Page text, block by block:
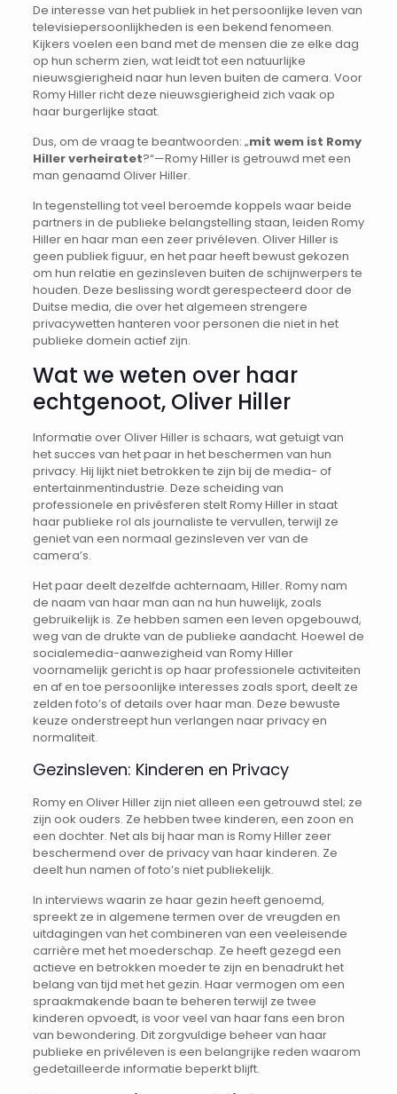
De interesse van het publiek in het persoonlijke leven van
televisiepersoonlijkheden is een bekend fenomeen.
Kijkers voelen een band met de mensen die ze elke dag
op hun scherm zien, wat leidt tot een natuurlijke
nieuwsgierigheid naar hun leven buiten de camera. Voor
Romy Hiller richt deze nieuwsgierigheid zich vaak op
haar burgerlijke staat.
Dus, om de vraag te beantwoorden: „mit wem ist Romy
Hiller verheiratet?“—Romy Hiller is getrouwd met een
man genaamd Oliver Hiller.
In tegenstelling tot veel beroemde koppels waar beide
partners in de publieke belangstelling staan, leiden Romy
Hiller en haar man een zeer privéleven. Oliver Hiller is
geen publiek figuur, en het paar heeft bewust gekozen
om hun relatie en gezinsleven buiten de schijnwerpers te
houden. Deze beslissing wordt gerespecteerd door de
Duitse media, die over het algemeen strengere
privacywetten hanteren voor personen die niet in het
publieke domein actief zijn.
Wat we weten over haar
echtgenoot, Oliver Hiller
Informatie over Oliver Hiller is schaars, wat getuigt van
het succes van het paar in het beschermen van hun
privacy. Hij lijkt niet betrokken te zijn bij de media- of
entertainmentindustrie. Deze scheiding van
professionele en privésferen stelt Romy Hiller in staat
haar publieke rol als journaliste te vervullen, terwijl ze
geniet van een normaal gezinsleven ver van de
camera’s.
Het paar deelt dezelfde achternaam, Hiller. Romy nam
de naam van haar man aan na hun huwelijk, zoals
gebruikelijk is. Ze hebben samen een leven opgebouwd,
weg van de drukte van de publieke aandacht. Hoewel de
socialemedia-aanwezigheid van Romy Hiller
voornamelijk gericht is op haar professionele activiteiten
en af en toe persoonlijke interesses zoals sport, deelt ze
zelden foto’s of details over haar man. Deze bewuste
keuze onderstreept hun verlangen naar privacy en
normaliteit.
Gezinsleven: Kinderen en Privacy
Romy en Oliver Hiller zijn niet alleen een getrouwd stel; ze
zijn ook ouders. Ze hebben twee kinderen, een zoon en
een dochter. Net als bij haar man is Romy Hiller zeer
beschermend over de privacy van haar kinderen. Ze
deelt hun namen of foto’s niet publiekelijk.
In interviews waarin ze haar gezin heeft genoemd,
spreekt ze in algemene termen over de vreugden en
uitdagingen van het combineren van een veeleisende
carrière met het moederschap. Ze heeft gezegd een
actieve en betrokken moeder te zijn en benadrukt het
belang van tijd met het gezin. Haar vermogen om een
spraakmakende baan te beheren terwijl ze twee
kinderen opvoedt, is voor veel van haar fans een bron
van bewondering. Dit zorgvuldige beheer van haar
publieke en privéleven is een belangrijke reden waarom
gedetailleerde informatie beperkt blijft.